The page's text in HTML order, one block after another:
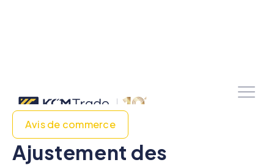
Avis de commerce
Ajustement des